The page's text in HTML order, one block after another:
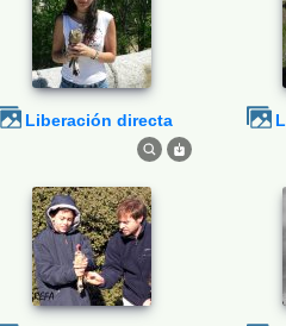
Liberación directa